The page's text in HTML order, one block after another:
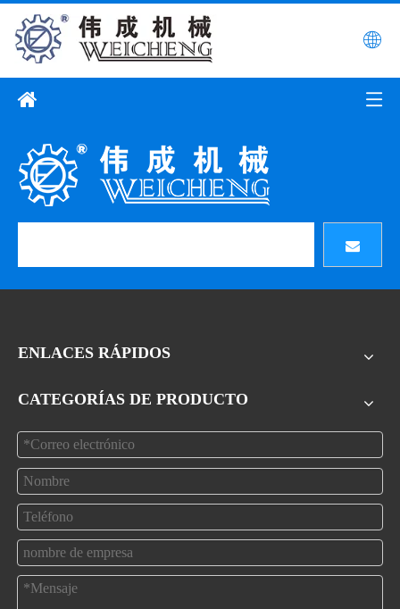
ENLACES RÁPIDOS
CATEGORÍAS DE PRODUCTO